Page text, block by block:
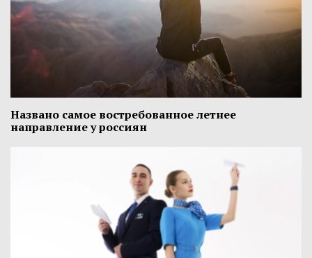
Названо самое востребованное летнее
направление у россиян